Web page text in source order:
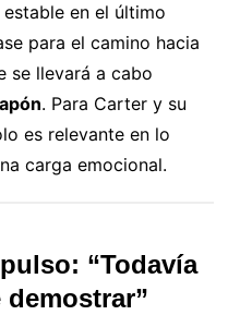
en el último
para el camino hacia
se llevará a cabo
. Para Carter y su
es relevante en lo
carga emocional.
“Todavía